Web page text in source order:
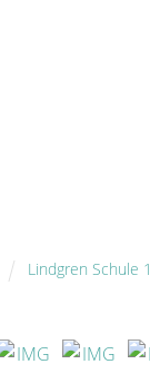
Lindgren Schule 1